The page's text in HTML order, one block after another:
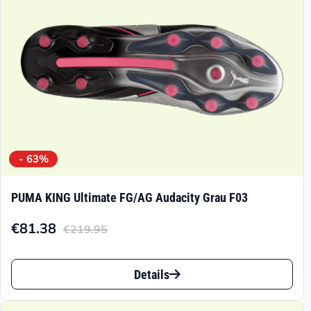
Produktseite
gewählt
werden
- 63%
PUMA KING Ultimate FG/AG Audacity Grau F03
€219.95
Ursprünglicher
Preis
€219.95
€81.38
Aktueller
Preis
€81.38.
Dieses
Produkt
Details